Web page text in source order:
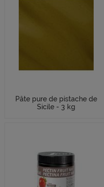
Pâte pure de pistache de
Sicile - 3 kg